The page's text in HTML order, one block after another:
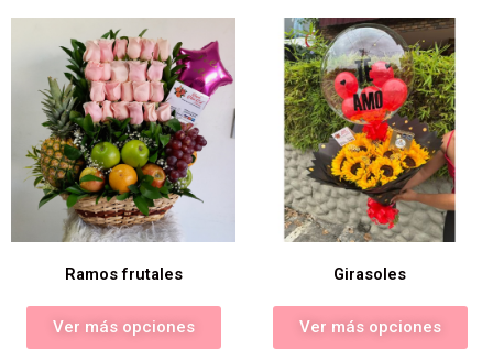
Ramos frutales
Ver más opciones
Girasoles
Ver más opciones